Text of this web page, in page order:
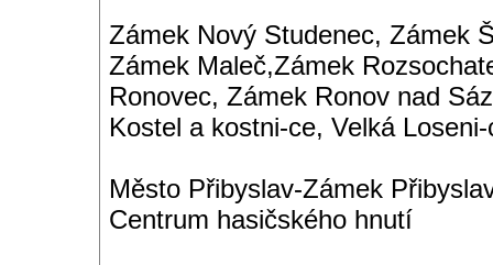
Zámek Nový Studenec, Zámek
Zámek Maleč,Zámek
Ronovec, Zámek Ronov nad
Kostel a kostni-ce, Velká
Město Přibyslav-Zámek
Centrum hasičského hnutí